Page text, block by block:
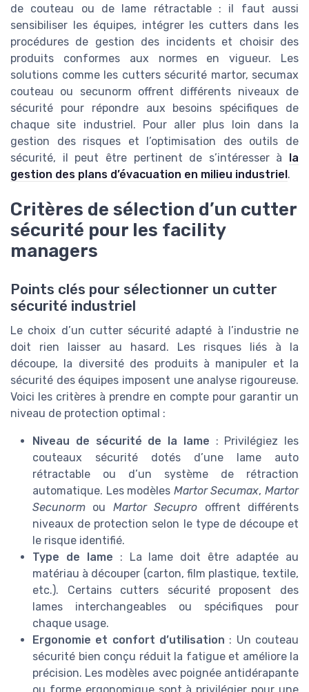
de couteau ou de lame rétractable : il faut aussi
sensibiliser les équipes, intégrer les cutters dans les
procédures de gestion des incidents et choisir des
produits conformes aux normes en vigueur. Les
solutions comme les cutters sécurité martor, secumax
couteau ou secunorm offrent différents niveaux de
sécurité pour répondre aux besoins spécifiques de
chaque site industriel. Pour aller plus loin dans la
gestion des risques et l’optimisation des outils de
sécurité, il peut être pertinent de s’intéresser à
la
gestion des plans d’évacuation en milieu industriel .
Critères de sélection d’un cutter
sécurité pour les facility
managers
Points clés pour sélectionner un cutter
sécurité industriel
Le choix d’un cutter sécurité adapté à l’industrie ne
doit rien laisser au hasard. Les risques liés à la
découpe, la diversité des produits à manipuler et la
sécurité des équipes imposent une analyse rigoureuse.
Voici les critères à prendre en compte pour garantir un
niveau de protection optimal :
Niveau de sécurité de la lame : Privilégiez les
couteaux sécurité dotés d’une lame auto
rétractable ou d’un système de rétraction
automatique. Les modèles Martor Secumax,Martor
Secunorm ou Martor Secupro offrent différents
niveaux de protection selon le type de découpe et
le risque identifié.
Type de lame : La lame doit être adaptée au
matériau à découper (carton, film plastique, textile,
etc.). Certains cutters sécurité proposent des
lames interchangeables ou spécifiques pour
chaque usage.
Ergonomie et confort d’utilisation : Un couteau
sécurité bien conçu réduit la fatigue et améliore la
précision. Les modèles avec poignée antidérapante
ou forme ergonomique sont à privilégier pour une